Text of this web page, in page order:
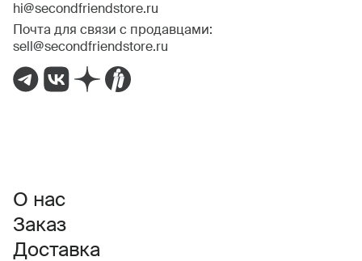
hi@secondfriendstore.ru
Почта для связи с продавцами:
sell@secondfriendstore.ru
О нас
Заказ
Доставка